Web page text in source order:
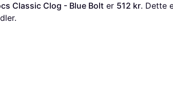
Classic Clog - Blue Bolt er 512 kr. Dette